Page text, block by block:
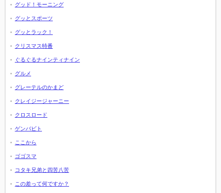
グッド！モーニング
グッとスポーツ
グッとラック！
クリスマス特番
ぐるぐるナインティナイン
グルメ
グレーテルのかまど
クレイジージャーニー
クロスロード
ゲンバビト
ここから
ゴゴスマ
コタキ兄弟と四苦八苦
この差って何ですか？